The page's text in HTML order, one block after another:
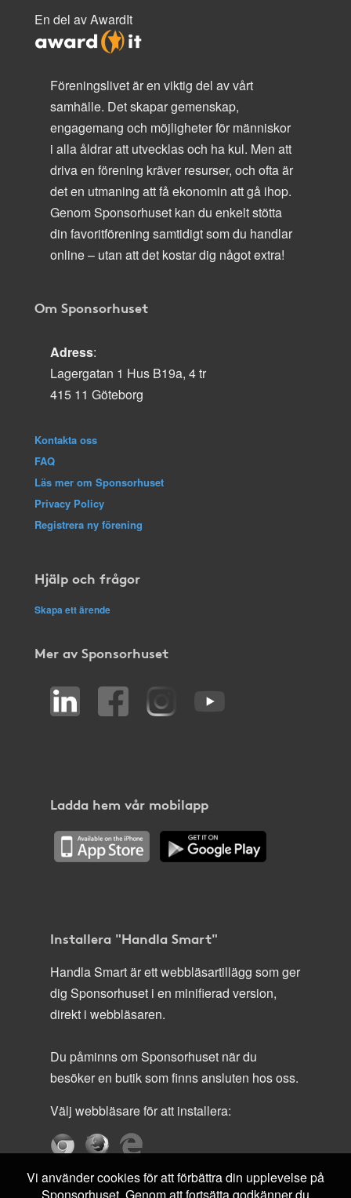
En del av AwardIt
Föreningslivet är en viktig del av vårt
samhälle. Det skapar gemenskap,
engagemang och möjligheter för människor
i alla åldrar att utvecklas och ha kul. Men att
driva en förening kräver resurser, och ofta är
det en utmaning att få ekonomin att gå ihop.
Genom Sponsorhuset kan du enkelt stötta
din favoritförening samtidigt som du handlar
online – utan att det kostar dig något extra!
Om Sponsorhuset
Adress:
Lagergatan 1 Hus B19a, 4 tr
415 11 Göteborg
Kontakta oss
FAQ
Läs mer om Sponsorhuset
Privacy Policy
Registrera ny förening
Hjälp och frågor
Skapa ett ärende
Mer av Sponsorhuset
Ladda hem vår mobilapp
Installera "Handla Smart"
Handla Smart är ett webbläsartillägg som ger
dig Sponsorhuset i en minifierad version,
direkt i webbläsaren.
Du påminns om Sponsorhuset när du
besöker en butik som finns ansluten hos oss.
Välj webbläsare för att installera:
Vi använder cookies för att förbättra din upplevelse på